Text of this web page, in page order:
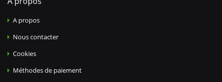
A propos
Nous contacter
Cookies
Méthodes de paiement